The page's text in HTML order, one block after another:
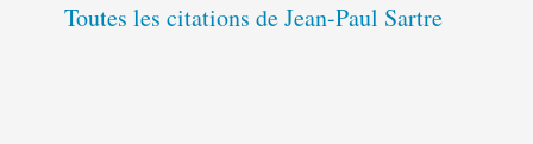
Toutes les citations de Jean-Paul Sartre